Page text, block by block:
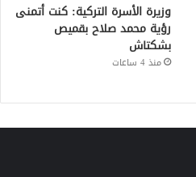
وزيرة الأسرة التركية: كنت أتمنى
رؤية محمد صلاح بقميص
بشكتاش
منذ 4 ساعات